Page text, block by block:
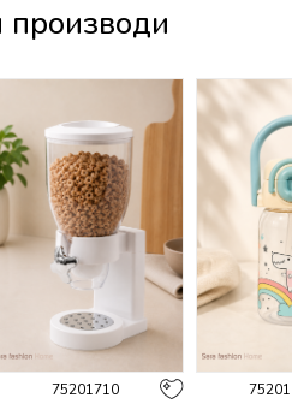
75201710